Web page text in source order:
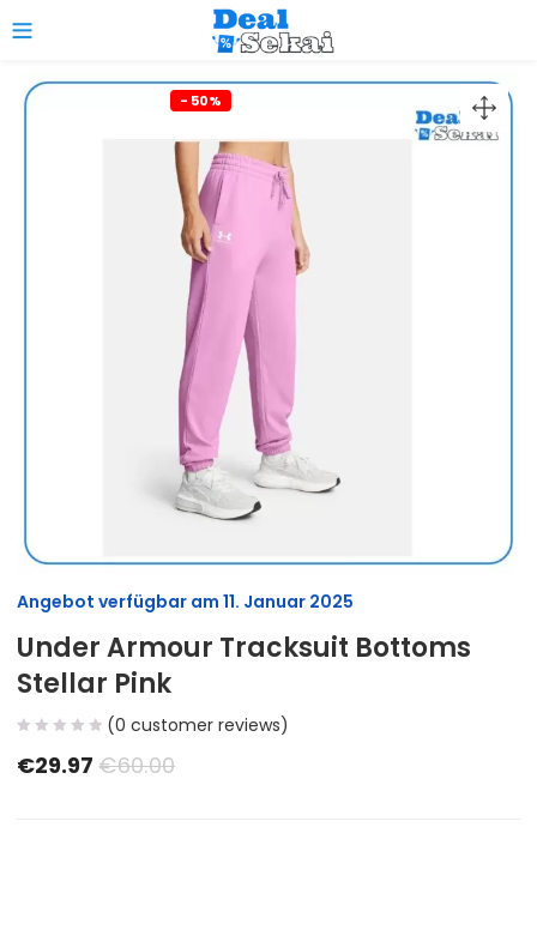
- 50%
Angebot verfügbar am11. Januar 2025
Under Armour Tracksuit Bottoms
Stellar Pink
(0 customer reviews)
€29.97 €60.00